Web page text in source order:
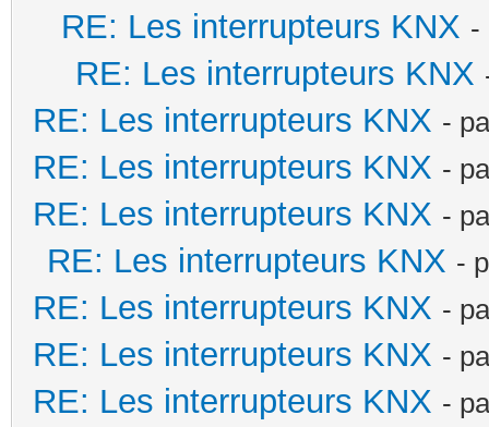
RE: Les interrupteurs KNX -
RE: Les interrupteurs KNX
RE: Les interrupteurs KNX -
RE: Les interrupteurs KNX -
RE: Les interrupteurs KNX -
RE: Les interrupteurs KNX -
RE: Les interrupteurs KNX -
RE: Les interrupteurs KNX -
RE: Les interrupteurs KNX -